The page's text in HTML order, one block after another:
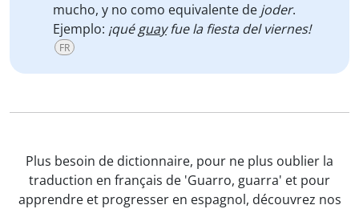
mucho, y no como equivalente de joder.
Ejemplo: ¡quéguayfue la fiesta del viernes!
FR
Plus besoin de dictionnaire, pour ne plus oublier la
traduction en français de 'Guarro, guarra' et pour
apprendre et progresser en espagnol, découvrez nos